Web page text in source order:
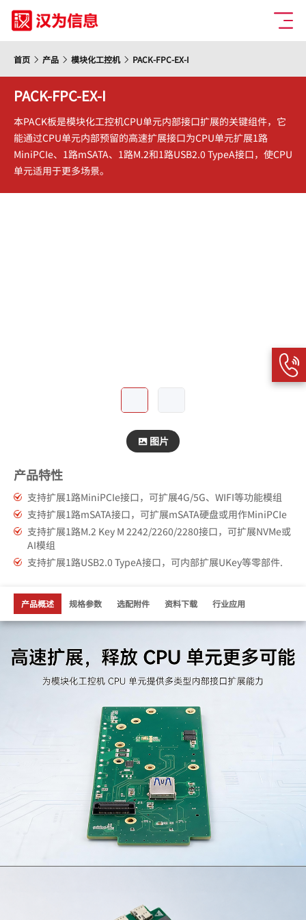
首页 产品 模块化工控机 PACK-FPC-EX-I
PACK-FPC-EX-I
本PACK板是模块化工控机CPU单元内部接口扩展的关键组件，它
能通过CPU单元内部预留的高速扩展接口为CPU单元扩展1路
MiniPCIe、1路mSATA、1路M.2和1路USB2.0 TypeA接口，使CPU
单元适用于更多场景。
图片
产品特性
支持扩展1路MiniPCIe接口，可扩展4G/5G、WIFI等功能模组
支持扩展1路mSATA接口，可扩展mSATA硬盘或用作MiniPCIe
支持扩展1路M.2 Key M 2242/2260/2280接口，可扩展NVMe或
AI模组
支持扩展1路USB2.0 TypeA接口，可内部扩展UKey等零部件.
产品概述 规格参数 选配附件 资料下载 行业应用